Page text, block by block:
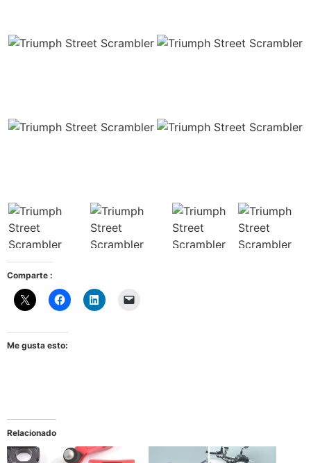
Comparte :
Me gusta esto:
Relacionado